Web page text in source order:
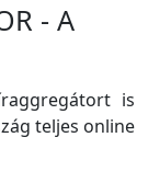
- A
is
teljes online